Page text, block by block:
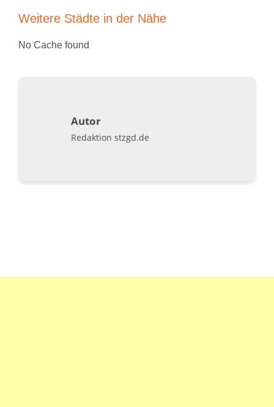
Weitere Städte in der Nähe
No Cache found
Autor
Redaktion stzgd.de